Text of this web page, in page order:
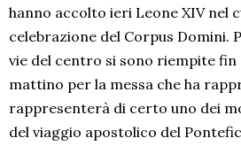
hanno accolto ieri Leone XIV nel
celebrazione del Corpus Domini.
vie del centro si sono riempite
mattino per la messa che ha
rappresenterà di certo uno dei
del viaggio apostolico del